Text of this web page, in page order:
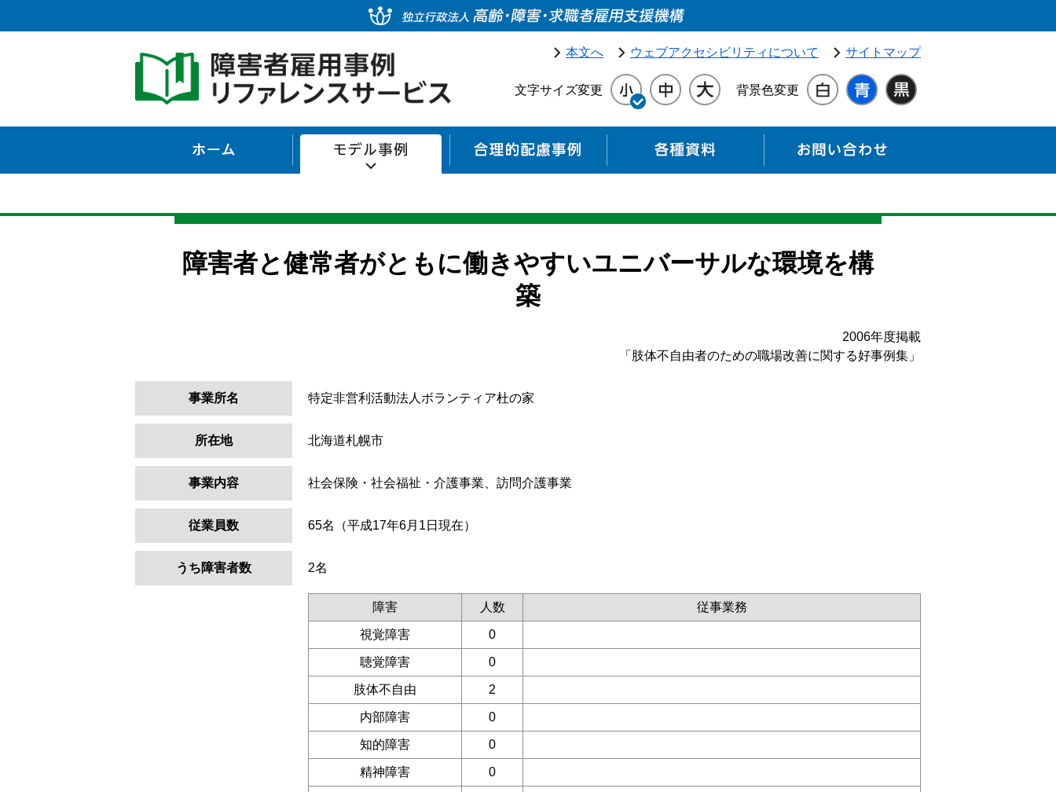
本文へ ウェブアクセシビリティについて サイトマップ
文字サイズ変更 背景色変更
モデル事例 合理的配慮事例 各種資料
障害者と健常者がともに働きやすいユニバーサルな環境を構
築
2006年度掲載
「肢体不自由者のための職場改善に関する好事例集」
事業所名 特定非営利活動法人ボランティア杜の家
所在地 北海道札幌市
事業内容 社会保険・社会福祉・介護事業、訪問介護事業
従業員数 65名（平成17年6月1日現在）
うち障害者数 2名
障害 人数 従事業務
視覚障害 0
聴覚障害 0
肢体不自由 2
内部障害 0
知的障害 0
精神障害 0